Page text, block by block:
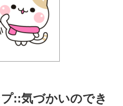
::気づかいのでき